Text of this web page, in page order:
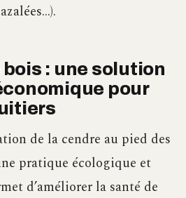
: une solution
pour
de la cendre au pied des
pratique écologique et
d’améliorer la santé de